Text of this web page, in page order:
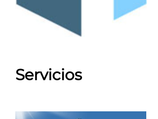
Servicios